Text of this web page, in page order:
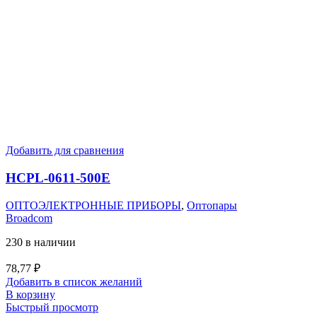
Добавить для сравнения
HCPL-0611-500E
ОПТОЭЛЕКТРОННЫЕ ПРИБОРЫ, Оптопары
Broadcom
230 в наличии
78,77 ₽
Добавить в список желаний
В корзину
Быстрый просмотр